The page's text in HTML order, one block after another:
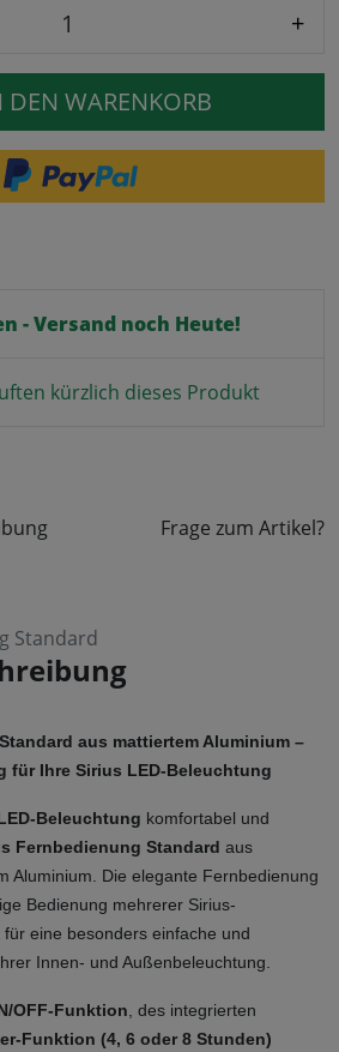
+
DEN WARENKORB
- Versand noch Heute!
kürzlich dieses Produkt
Frage zum Artikel?
Standard
aus mattiertem Aluminium –
für Ihre Sirius LED-Beleuchtung
Beleuchtung komfortabel und
Fernbedienung Standard aus
Aluminium. Die elegante Fernbedienung
Bedienung mehrerer Sirius-
eine besonders einfache und
Innen- und Außenbeleuchtung.
OFF-Funktion
Funktion (4, 6 oder 8 Stunden)